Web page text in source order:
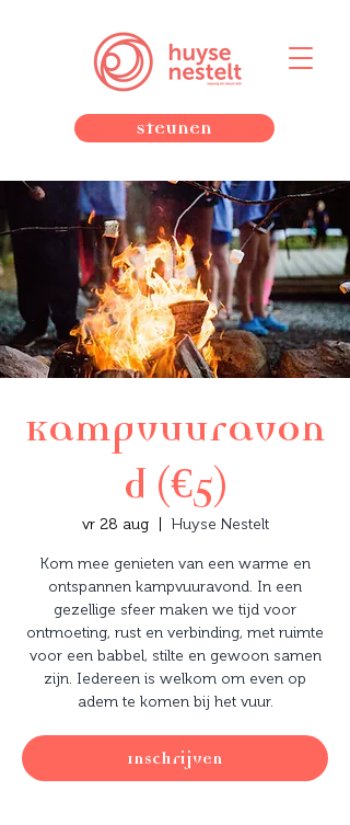
Steunen
Kampvuuravon
d (€5)
vr 28 aug
  |
Huyse Nestelt
Kom mee genieten van een warme en
ontspannen kampvuuravond. In een
gezellige sfeer maken we tijd voor
ontmoeting, rust en verbinding, met ruimte
voor een babbel, stilte en gewoon samen
zijn. Iedereen is welkom om even op
adem te komen bij het vuur.
Inschrijven